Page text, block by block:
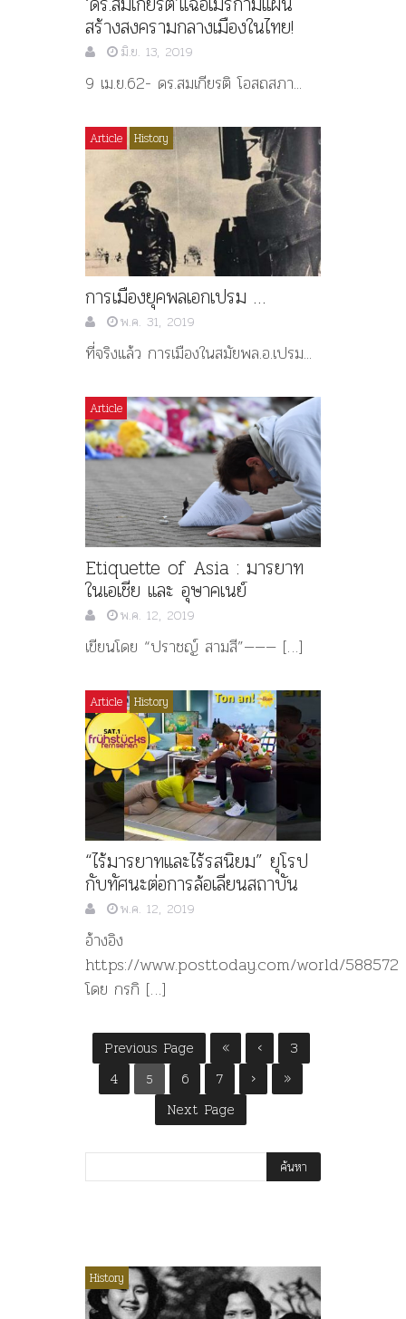
สร้างสงครามกลางเมืองในไทย!
มิ.ย. 13, 2019
9 เม.ย.62- ดร.สมเกียรติ โอสถสภา...
Article History
การเมืองยุคพลเอกเปรม …
พ.ค. 31, 2019
ที่จริงแล้ว การเมืองในสมัยพล.อ.เปรม...
Article
Etiquette of Asia : มารยาท
ในเอเชีย และ อุษาคเนย์
พ.ค. 12, 2019
เขียนโดย “ปราชญ์ สามสี”——— […]
Article History
“ไร้มารยาทและไร้รสนิยม” ยุโรป
กับทัศนะต่อการล้อเลียนสถาบัน
พ.ค. 12, 2019
อ้างอิง
https://www.posttoday.com/world/588572
โดย กรกิ […]
Previous Page « ‹
3
4
5 6 7 ›
»
Next Page
History